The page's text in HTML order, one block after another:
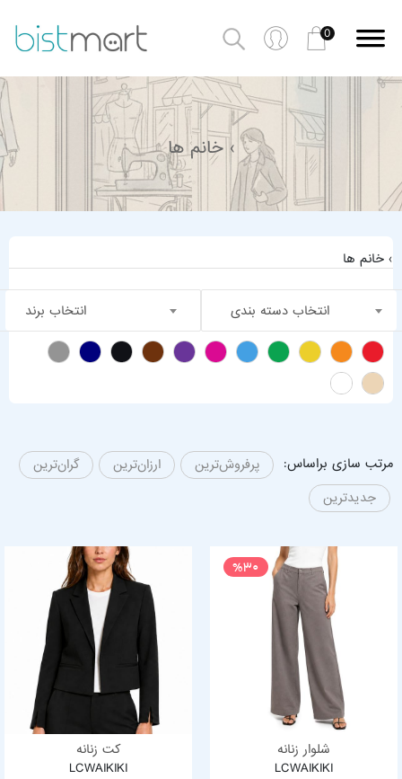
0
› خانم ها
› خانم ها
انتخاب دسته بندی انتخاب برند
مرتب سازی براساس: پرفروش‌ترین ارزان‌ترین
گران‌ترین
جدیدترین
%30
شلوار زنانه
LCWAIKIKI
کت زنانه
LCWAIKIKI